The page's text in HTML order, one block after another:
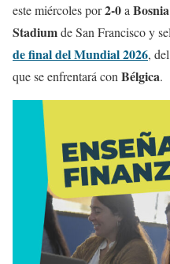
este miércoles por2-0a
Stadiumde San Francisco y
de final del Mundial 2026,
que se enfrentará con Bélgica.